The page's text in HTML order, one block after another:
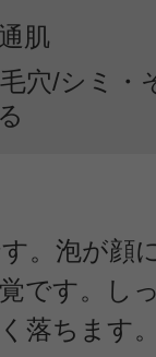
肌
穴/シミ・
。泡が顔
です。し
落ちます